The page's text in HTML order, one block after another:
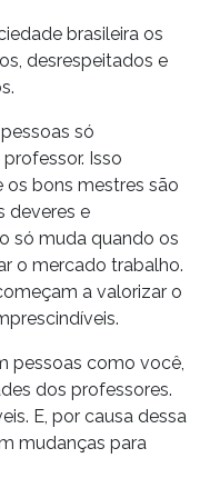
brasileira os
desrespeitados e
só
Isso
bons mestres são
deveres e
só muda quando os
o mercado trabalho.
a valorizar o
pessoas como você,
dos professores.
E, por causa dessa
mudanças para